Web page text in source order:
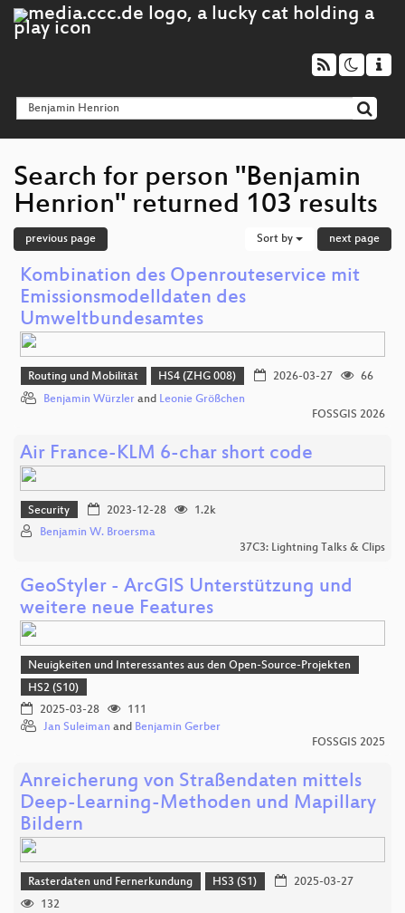
Search for person "Benjamin
Henrion" returned 103 results
previous page Sort by next page
Kombination des Openrouteservice mit
Emissionsmodelldaten des
Umweltbundesamtes
Routing und Mobilität HS4 (ZHG 008) 2026-03-27
66
Benjamin Würzler and Leonie Größchen
FOSSGIS 2026
Air France-KLM 6-char short code
Security 2023-12-28
1.2k
Benjamin W. Broersma
37C3: Lightning Talks & Clips
GeoStyler - ArcGIS Unterstützung und
weitere neue Features
Neuigkeiten und Interessantes aus den Open-Source-Projekten
HS2 (S10)
2025-03-28
111
Jan Suleiman and Benjamin Gerber
FOSSGIS 2025
Anreicherung von Straßendaten mittels
Deep-Learning-Methoden und Mapillary
Bildern
Rasterdaten und Fernerkundung HS3 (S1)
2025-03-27
132